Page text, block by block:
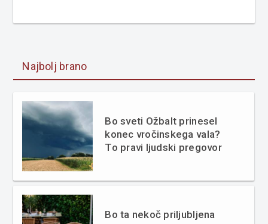
Najbolj brano
Bo sveti Ožbalt prinesel
konec vročinskega vala?
To pravi ljudski pregovor
Bo ta nekoč priljubljena